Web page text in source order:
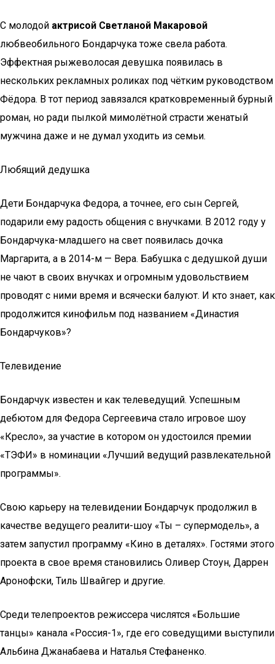
С молодой актрисой Светланой Макаровой
любвеобильного Бондарчука тоже свела работа.
Эффектная рыжеволосая девушка появилась в
нескольких рекламных роликах под чётким руководством
Фёдора. В тот период завязался кратковременный бурный
роман, но ради пылкой мимолётной страсти женатый
мужчина даже и не думал уходить из семьи.
Любящий дедушка
Дети Бондарчука Федора, а точнее, его сын Сергей,
подарили ему радость общения с внучками. В 2012 году у
Бондарчука-младшего на свет появилась дочка
Маргарита, а в 2014-м — Вера. Бабушка с дедушкой души
не чают в своих внучках и огромным удовольствием
проводят с ними время и всячески балуют. И кто знает, как
продолжится кинофильм под названием «Династия
Бондарчуков»?
Телевидение
Бондарчук известен и как телеведущий. Успешным
дебютом для Федора Сергеевича стало игровое шоу
«Кресло», за участие в котором он удостоился премии
«ТЭФИ» в номинации «Лучший ведущий развлекательной
программы».
Свою карьеру на телевидении Бондарчук продолжил в
качестве ведущего реалити-шоу «Ты – супермодель», а
затем запустил программу «Кино в деталях». Гостями этого
проекта в свое время становились Оливер Стоун, Даррен
Аронофски, Тиль Швайгер и другие.
Среди телепроектов режиссера числятся «Большие
танцы» канала «Россия-1», где его соведущими выступили
Альбина Джанабаева и Наталья Стефаненко.